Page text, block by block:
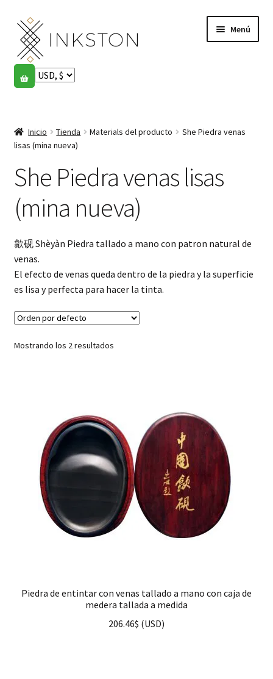
Ir
la
navegación
Ir
al
contenido
Menú
Tienda
menú
English
Español
Français
el
hijo
Cuenta
FAQ
Inicio Tienda Materials del producto
She Piedra venas
lisas (mina nueva)
She Piedra venas lisas
(mina nueva)
歙砚 Shèyàn Piedra tallado a mano con patron natural de
venas.
El efecto de venas queda dentro de la piedra y la superficie
es lisa y perfecta para hacer la tinta.
Mostrando los 2 resultados
Piedra de entintar con venas tallado a mano con caja de
medera tallada a medida
206.46$ (USD)